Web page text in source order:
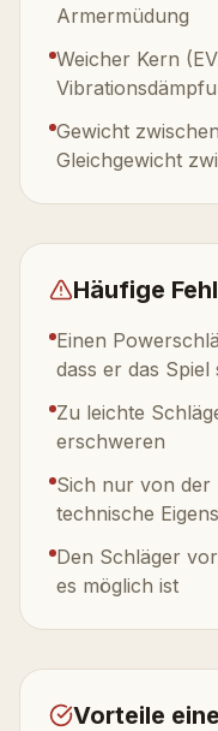
Armermüdung
Weicher Kern
Gewicht
Gleichgewicht
Häufige
Einen
dass er das
Zu leichte
erschweren
Sich nur von der
technische
Den Schläger
es möglich ist
Vorteile